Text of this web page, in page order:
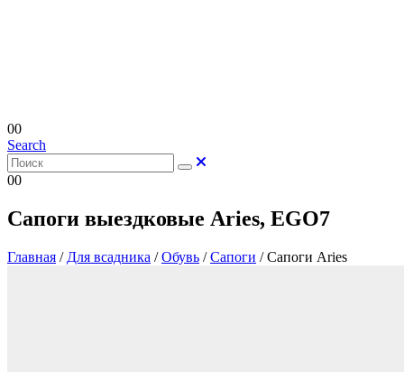
00
Search
00
Сапоги выездковые Aries, EGO7
Главная / Для всадника /Обувь /Сапоги /Сапоги Aries